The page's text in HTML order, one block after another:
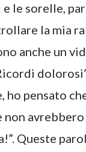
le sorelle,
la mia
anche un
ho pensato
Queste